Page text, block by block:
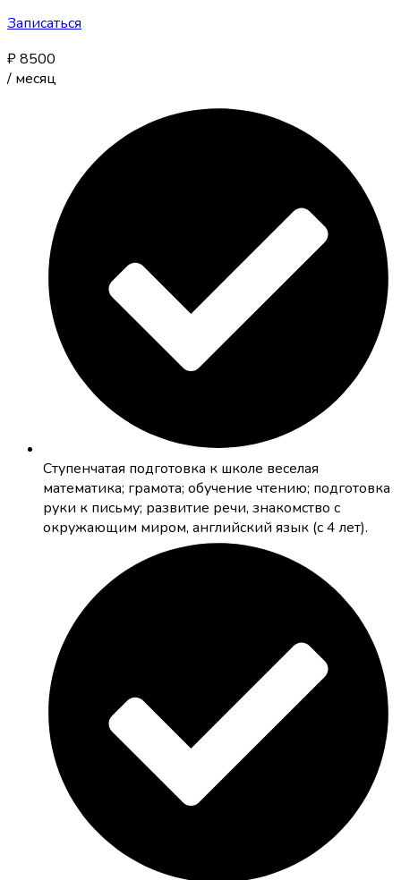
Записаться
₽8500
/ месяц
Cтупенчатая подготовка к школе веселая
математика; грамота; обучение чтению; подготовка
руки к письму; развитие речи, знакомство с
окружающим миром, английский язык (с 4 лет).